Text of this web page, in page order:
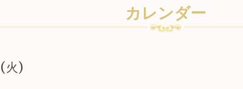
カレンダー
火)